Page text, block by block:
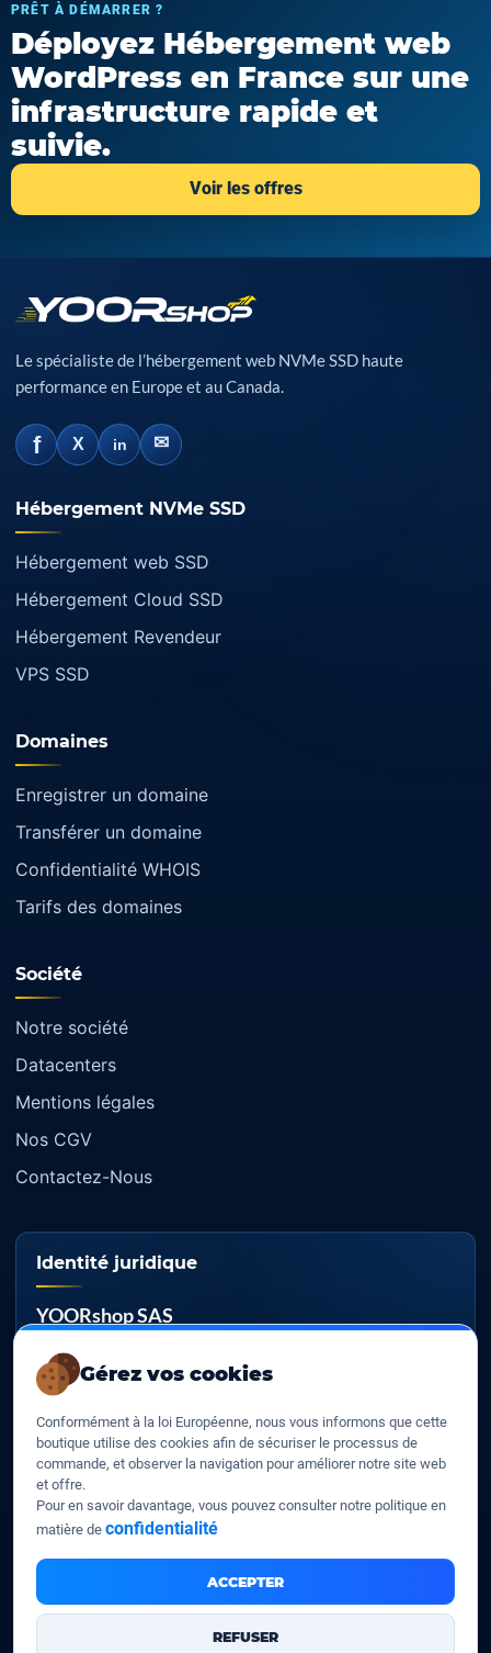
Gérez vos cookies
Conformément à la loi Européenne, nous vous informons que cette
boutique utilise des cookies afin de sécuriser le processus de
commande, et observer la navigation pour améliorer notre site web
et offre.
Pour en savoir davantage, vous pouvez consulter notre politique en
matière de confidentialité
ACCEPTER
REFUSER
PRÊT À DÉMARRER ?
Déployez Hébergement web
WordPress en France sur une
infrastructure rapide et
suivie.
Voir les offres
Le spécialiste de l’hébergement web NVMe SSD haute
performance en Europe et au Canada.
f X in ✉
Hébergement NVMe SSD
Hébergement web SSD
Hébergement Cloud SSD
Hébergement Revendeur
VPS SSD
Domaines
Enregistrer un domaine
Transférer un domaine
Confidentialité WHOIS
Tarifs des domaines
Société
Notre société
Datacenters
Mentions légales
Nos CGV
Contactez-Nous
Identité juridique
YOORshop SAS
RCS
817 466 147
TVA EU
FR 27 817 466 147
D-U-N-S
267 747 610
YOORshop SAS © 2026. Tous droits réservés